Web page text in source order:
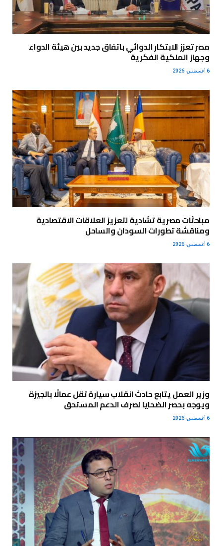
مصر تعزز الابتكار الدوائي باتفاق جديد بين هيئة الدواء
وجهاز الملكية الفكرية
6 أغسطس، 2026
مباحثات مصرية تشادية لتعزيز العلاقات الاقتصادية
ومناقشة تطورات السودان والساحل
6 أغسطس، 2026
وزير العمل يتابع حادث انقلاب سيارة تقل عمالًا بالجيزة
ويوجه بحصر الضحايا لصرف الدعم المستحق
6 أغسطس، 2026